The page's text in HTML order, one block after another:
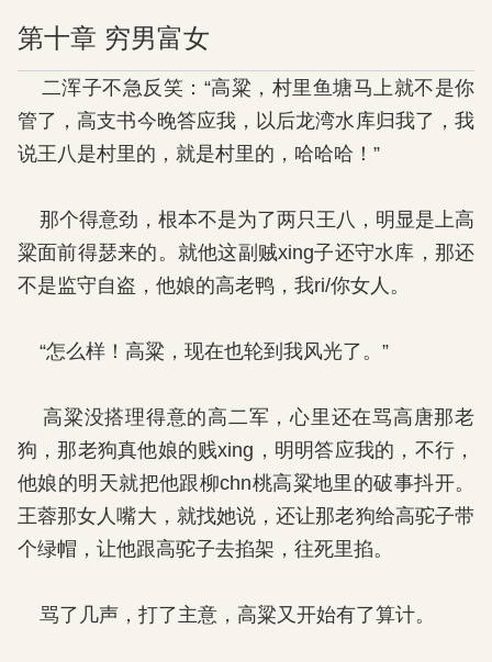
第十章 穷男富女
二浑子不急反笑：“高粱，村里鱼塘马上就不是你
管了，高支书今晚答应我，以后龙湾水库归我了，我
说王八是村里的，就是村里的，哈哈哈！”
那个得意劲，根本不是为了两只王八，明显是上高
粱面前得瑟来的。就他这副贼xing子还守水库，那还
不是监守自盗，他娘的高老鸭，我ri/你女人。
“怎么样！高粱，现在也轮到我风光了。”
高粱没搭理得意的高二军，心里还在骂高唐那老
狗，那老狗真他娘的贱xing，明明答应我的，不行，
他娘的明天就把他跟柳chn桃高粱地里的破事抖开。
王蓉那女人嘴大，就找她说，还让那老狗给高驼子带
个绿帽，让他跟高驼子去掐架，往死里掐。
骂了几声，打了主意，高粱又开始有了算计。